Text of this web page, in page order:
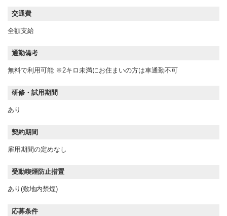
交通費
全額支給
通勤備考
無料で利用可能 ※2キロ未満にお住まいの方は車通勤不可
研修・試用期間
あり
契約期間
雇用期間の定めなし
受動喫煙防止措置
あり(敷地内禁煙)
応募条件